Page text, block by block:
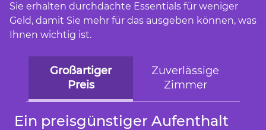
Sie erhalten durchdachte Essentials für weniger
Geld, damit Sie mehr für das ausgeben können, was
Ihnen wichtig ist.
Großartiger
Preis
Zuverlässige
Zimmer
Ein preisgünstiger Aufenthalt